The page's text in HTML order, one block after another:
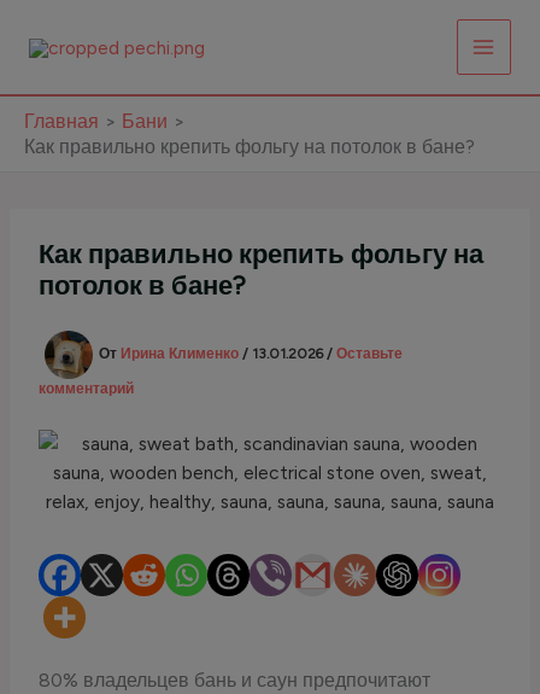
Главная
Бани
Как правильно крепить фольгу на потолок в бане?
Как правильно крепить фольгу на
потолок в бане?
От Ирина Клименко/ 13.01.2026/Оставьте
комментарий
80% владельцев бань и саун предпочитают